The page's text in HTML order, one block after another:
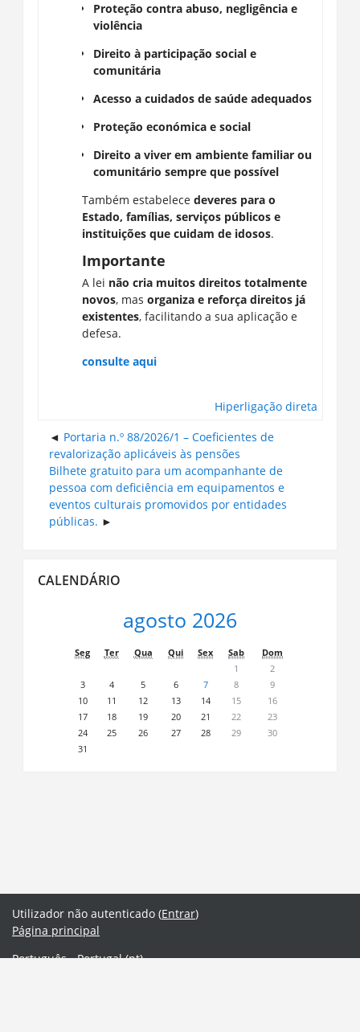
Proteção contra abuso, negligência e
violência
Direito à participação social e
comunitária
Acesso a cuidados de saúde adequados
Proteção económica e social
Direito a viver em ambiente familiar ou
comunitário sempre que possível
Também estabelece deveres para o
Estado, famílias, serviços públicos e
instituições que cuidam de idosos.
Importante
A lei não cria muitos direitos totalmente
novos, mas organiza e reforça direitos já
existentes, facilitando a sua aplicação e
defesa.
consulte aqui
Hiperligação direta
Portaria n.º 88/2026/1 – Coeficientes de
revalorização aplicáveis às pensões
Bilhete gratuito para um acompanhante de
pessoa com deficiência em equipamentos e
eventos culturais promovidos por entidades
públicas.
Calendário
CALENDÁRIO
agosto 2026
Seg Ter Qua Qui Sex Sab
Dom
1
2
3
4 5 6 7 8
9
10
11 12 13 14 15
16
17
18 19 20 21 22
23
24
25 26 27 28 29
30
31
Utilizador não autenticado (Entrar)
Página principal
Português - Portugal ‎(pt)‎